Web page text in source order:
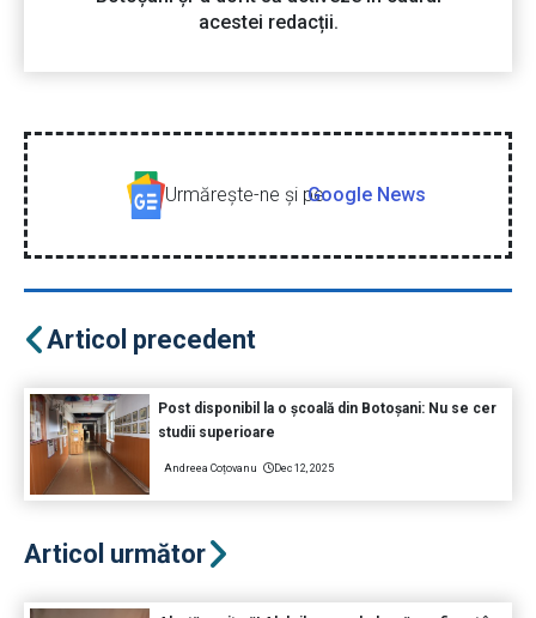
acestei redacții.
Urmăreşte-ne şi peGoogle News
Articol precedent
Post disponibil la o școală din Botoșani: Nu se cer
studii superioare
Andreea Coțovanu Dec 12, 2025
Articol următor